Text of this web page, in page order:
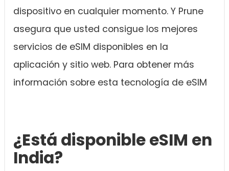
dispositivo en cualquier momento. Y Prune
asegura que usted consigue los mejores
servicios de eSIM disponibles en la
aplicación y sitio web. Para obtener más
información sobre esta tecnología de eSIM
¿Está disponible eSIM en
India?